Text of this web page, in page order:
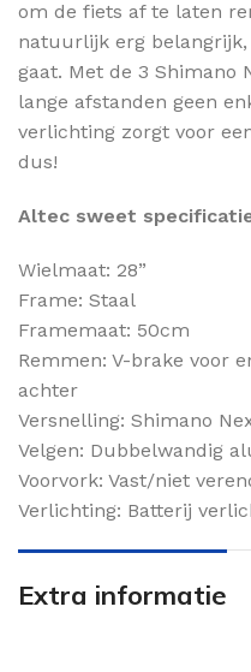
om de fiets af te laten
natuurlijk erg
gaat. Met de 3 Shimano
lange afstanden geen
verlichting zorgt voor
dus!
Altec sweet
Wielmaat: 28”
Frame: Staal
Framemaat: 50cm
Remmen: V-brake voor
achter
Versnelling: Shimano
Velgen: Dubbelwandig
Voorvork: Vast/niet
Verlichting: Batterij
Extra informatie